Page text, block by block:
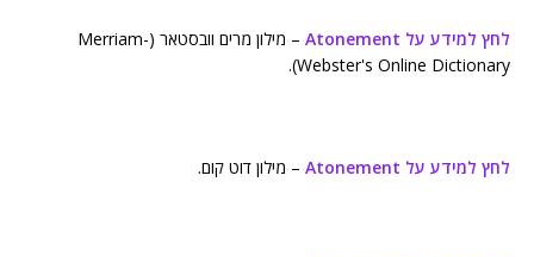
לחץ למידע על Atonement
– מילון מרים וובסטאר (Merriam-
Webster's Online Dictionary).
לחץ למידע על Atonement – מילון דוט קום.